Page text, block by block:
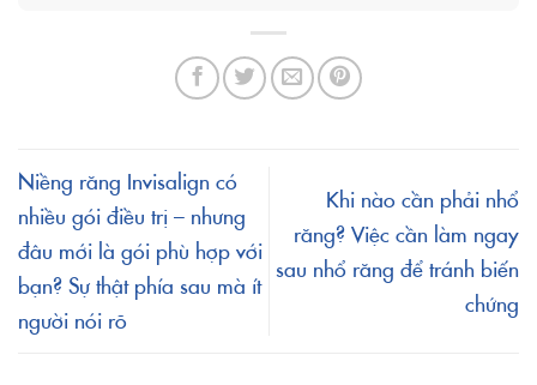
Niềng răng Invisalign có
nhiều gói điều trị – nhưng
đâu mới là gói phù hợp với
bạn? Sự thật phía sau mà ít
người nói rõ
Khi nào cần phải nhổ
răng? Việc cần làm ngay
sau nhổ răng để tránh biến
chứng